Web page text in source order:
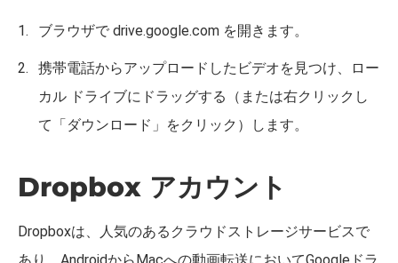
ブラウザで drive.google.com を開きます。
携帯電話からアップロードしたビデオを見つけ、ロー
カル ドライブにドラッグする（または右クリックし
て「ダウンロード」をクリック）します。
Dropbox アカウント
Dropboxは、人気のあるクラウドストレージサービスで
あり、AndroidからMacへの動画転送においてGoogleドラ